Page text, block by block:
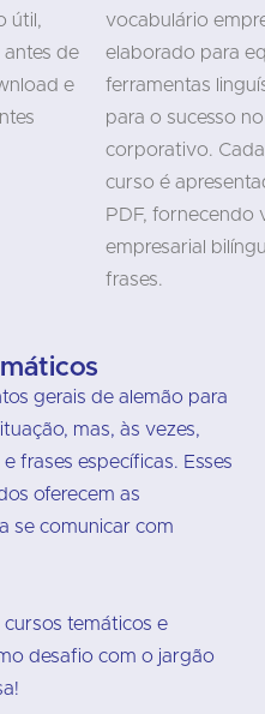
útil,
antes de
e
vocabulário
elaborado para
ferramentas
para o sucesso
corporativo.
curso é
PDF, fornecendo
empresarial
frases.
gerais de alemão para
mas, às vezes,
frases específicas. Esses
oferecem as
se comunicar com
temáticos e
desafio com o jargão